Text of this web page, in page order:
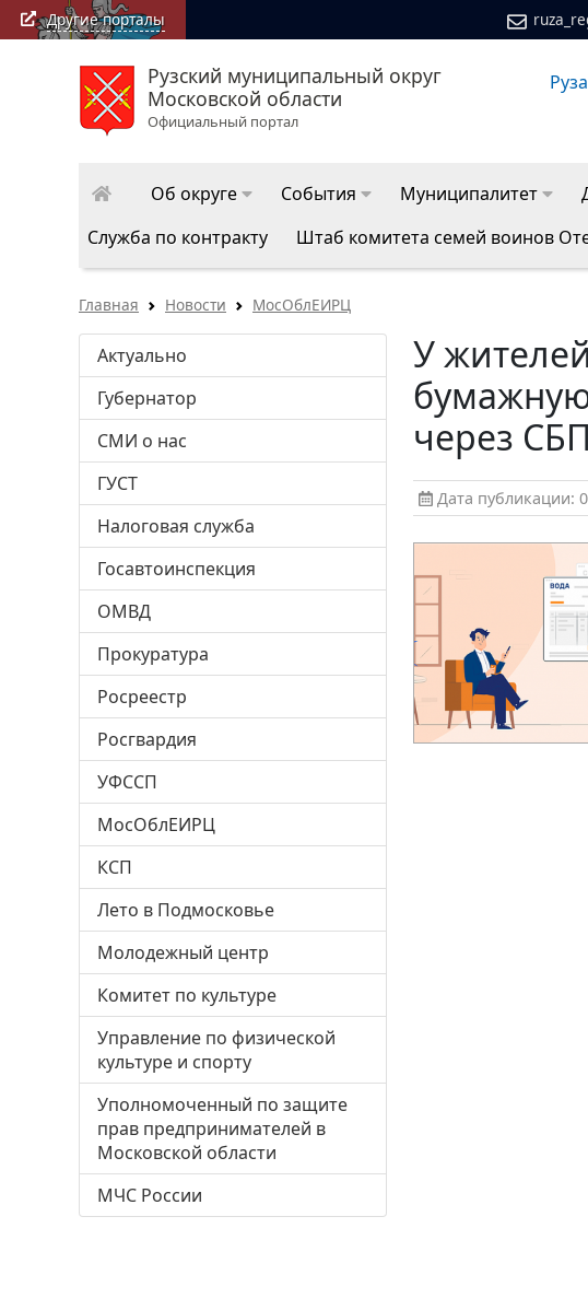
Другие порталы
Рузский муниципальный округ
Московской области
Официальный портал
РузаРИА: последние новости Рузского муниципального
округа
Сайт
Об округе События Муниципалитет
Служба по контракту
Штаб комитета семей воинов
Главная Новости МосОблЕИРЦ
Актуально
Губернатор
СМИ о нас
ГУСТ
Налоговая служба
Госавтоинспекция
ОМВД
Прокуратура
Росреестр
Росгвардия
УФССП
МосОблЕИРЦ
КСП
Лето в Подмосковье
Молодежный центр
Комитет по культуре
Управление по физической
культуре и спорту
Уполномоченный по защите
прав предпринимателей в
Московской области
МЧС России
У
через СБП
Дата публикации: